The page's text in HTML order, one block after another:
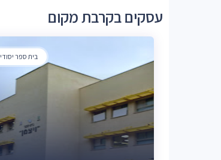
עסקים בקרבת מקום
בית ספר יסודי